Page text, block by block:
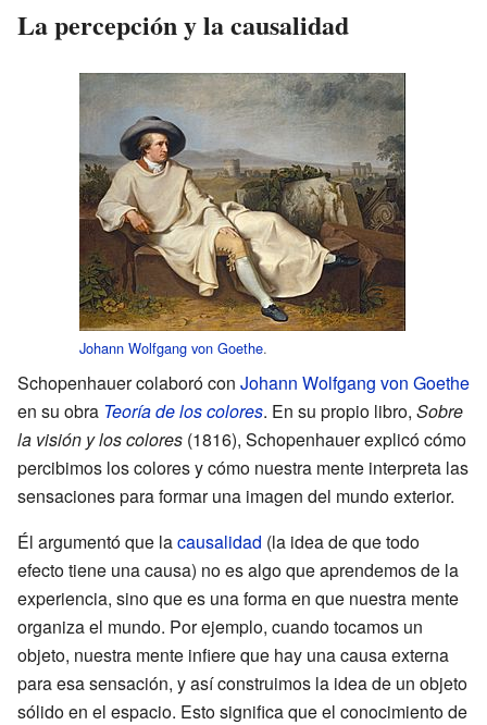
La percepción y la causalidad
Johann Wolfgang von Goethe.
Schopenhauer colaboró con Johann Wolfgang von Goethe
en su obra Teoría de los colores. En su propio libro, Sobre
la visión y los colores (1816), Schopenhauer explicó cómo
percibimos los colores y cómo nuestra mente interpreta las
sensaciones para formar una imagen del mundo exterior.
Él argumentó que lacausalidad (la idea de que todo
efecto tiene una causa) no es algo que aprendemos de la
experiencia, sino que es una forma en que nuestra mente
organiza el mundo. Por ejemplo, cuando tocamos un
objeto, nuestra mente infiere que hay una causa externa
para esa sensación, y así construimos la idea de un objeto
sólido en el espacio. Esto significa que el conocimiento de